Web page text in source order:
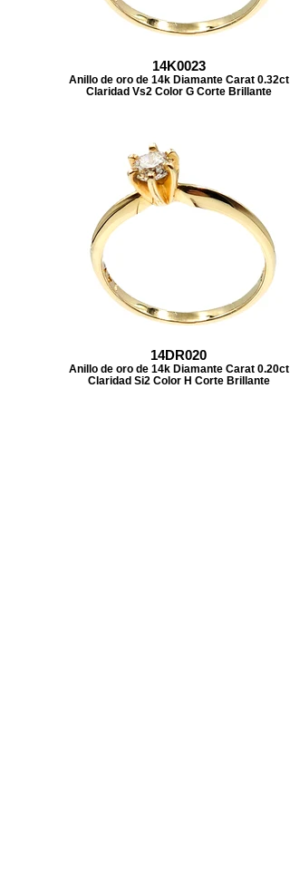
14K0023
Anillo de oro de 14k Diamante Carat 0.32ct
Claridad Vs2 Color G Corte Brillante
14DR020
Anillo de oro de 14k Diamante Carat 0.20ct
Claridad Si2 Color H Corte Brillante